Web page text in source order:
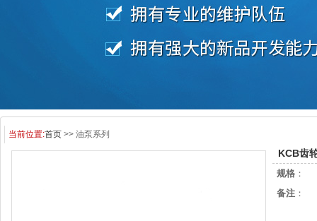
当前位置:首页 >> 油泵系列
KCB齿
规格：
备注：